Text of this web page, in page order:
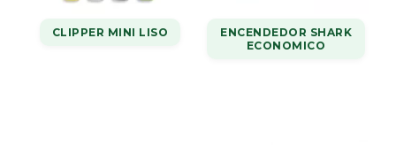
CLIPPER MINI LISO
ENCENDEDOR SHARK
ECONOMICO